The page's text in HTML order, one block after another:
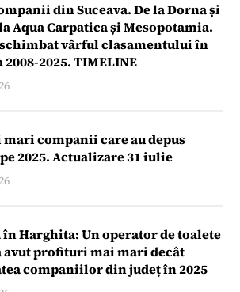
din Suceava. De la Dorna și
Aqua Carpatica și Mesopotamia.
schimbat vârful clasamentului în
2025. TIMELINE
mari companii care au depus
2025. Actualizare 31 iulie
Harghita: Un operator de toalete
avut profituri mai mari decât
companiilor din județ în 2025